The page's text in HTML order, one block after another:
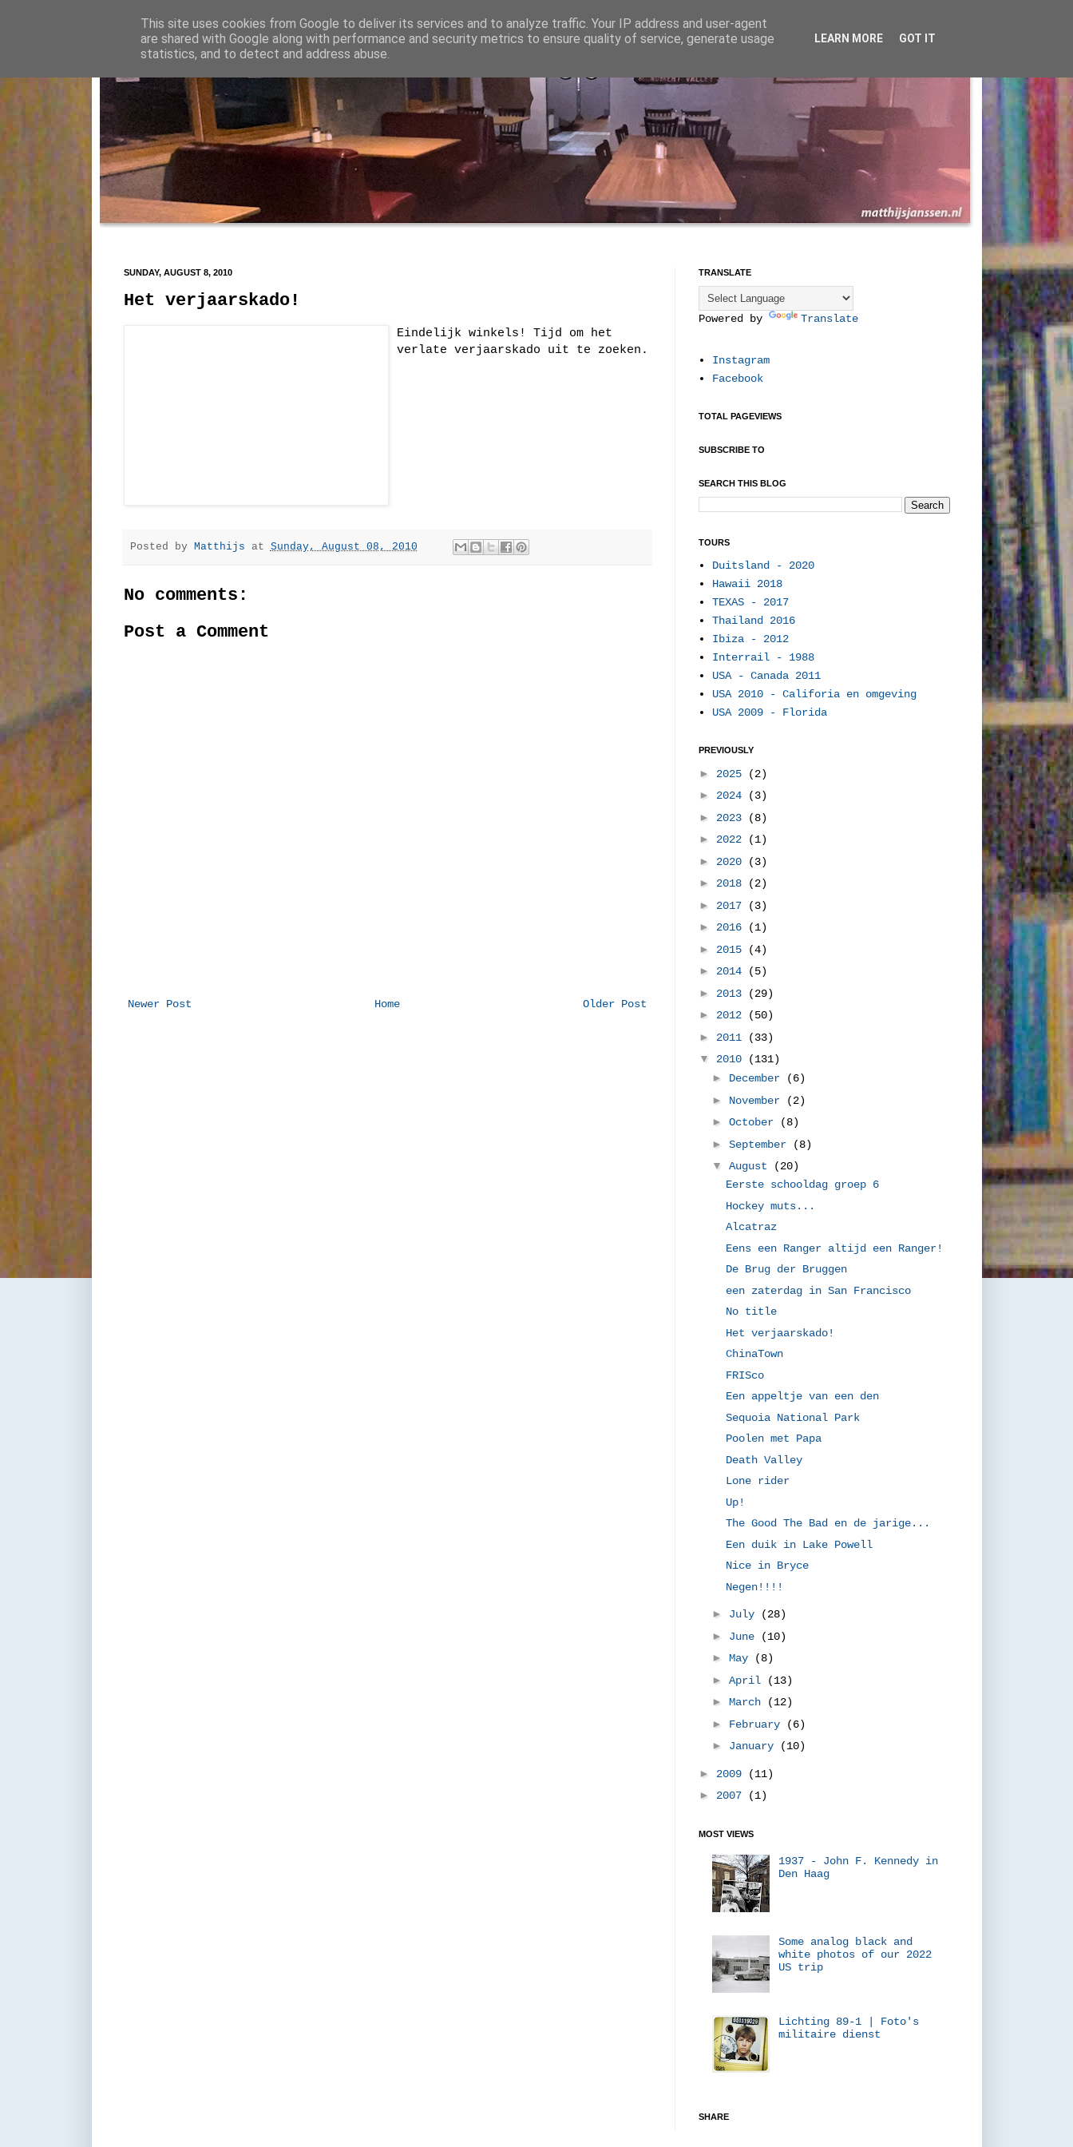
SUNDAY, AUGUST 8, 2010
Het verjaarskado!
Eindelijk winkels! Tijd om het
verlate verjaarskado uit te zoeken.
Posted by Matthijs at Sunday, August 08, 2010
No comments:
Post a Comment
Newer Post Older Post
Home
TRANSLATE
Powered by Translate
Instagram
Facebook
TOTAL PAGEVIEWS
SUBSCRIBE TO
SEARCH THIS BLOG
TOURS
Duitsland - 2020
Hawaii 2018
TEXAS - 2017
Thailand 2016
Ibiza - 2012
Interrail - 1988
USA - Canada 2011
USA 2010 - Califoria en omgeving
USA 2009 - Florida
PREVIOUSLY
► 2025
(2)
► 2024
(3)
► 2023
(8)
► 2022
(1)
► 2020
(3)
► 2018
(2)
► 2017
(3)
► 2016
(1)
► 2015
(4)
► 2014
(5)
► 2013
(29)
► 2012
(50)
► 2011
(33)
▼ 2010
(131)
► December
(6)
► November
(2)
►October
(8)
►September
(8)
▼August
(20)
Eerste schooldag groep 6
Hockey muts...
Alcatraz
Eens een Ranger altijd een Ranger!
De Brug der Bruggen
een zaterdag in San Francisco
No title
Het verjaarskado!
ChinaTown
FRISco
Een appeltje van een den
Sequoia National Park
Poolen met Papa
Death Valley
Lone rider
Up!
The Good The Bad en de jarige...
Een duik in Lake Powell
Nice in Bryce
Negen!!!!
► July
(28)
► June
(10)
►May
(8)
►April
(13)
►March
(12)
► February
(6)
► January (10)
► 2009
(11)
► 2007 (1)
MOST VIEWS
1937 - John F. Kennedy in
Den Haag
Some analog black and
white photos of our 2022
US trip
Lichting 89-1 | Foto's
militaire dienst
SHARE
This site uses cookies from Google to deliver its services and to analyze traffic. Your IP address and user-agent
are shared with Google along with performance and security metrics to ensure quality of service, generate usage
statistics, and to detect and address abuse.
LEARN MORE GOT IT